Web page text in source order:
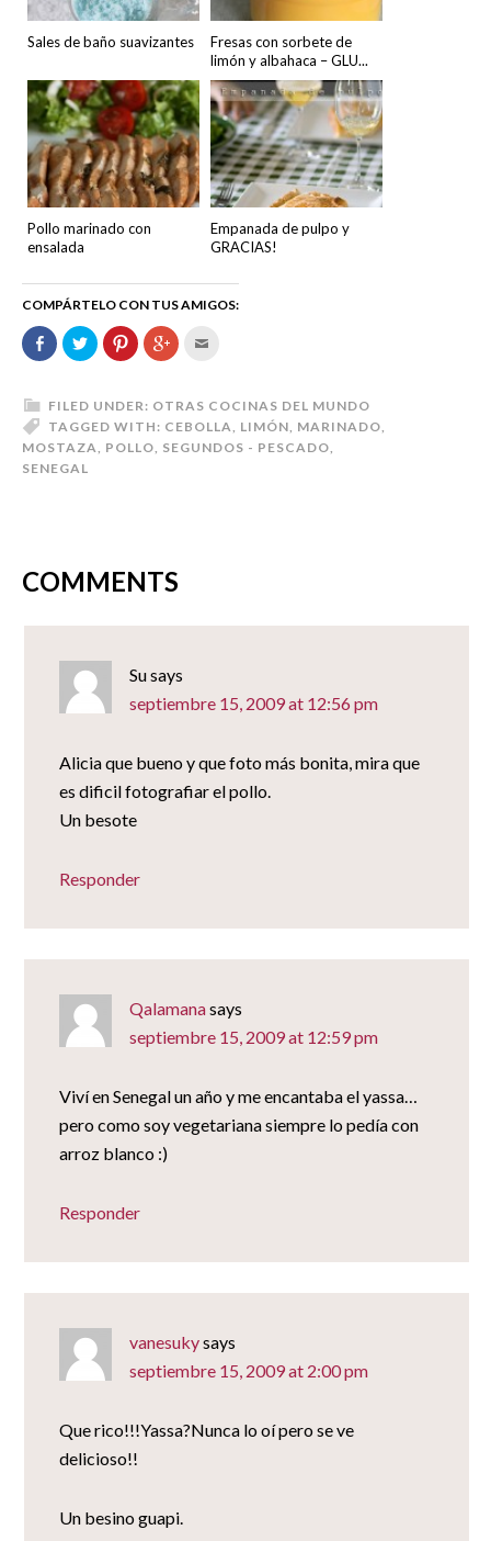
Sales de baño suavizantes
Fresas con sorbete de
limón y albahaca – GLU...
Pollo marinado con
ensalada
Empanada de pulpo y
GRACIAS!
COMPÁRTELO CON TUS AMIGOS:
Comparte
en
Facebook
en
una
ventana
nueva)
Haz
clic
para
Twitter
(Se
abre
en
una
Haz
clic
para
Pinterest
(Se
abre
en
Haz
clic
Google+
(Se
abre
en
correo
electrónico
a
un
FILED UNDER: OTRAS COCINAS DEL MUNDO
TAGGED WITH: CEBOLLA, LIMÓN, MARINADO,
MOSTAZA, POLLO, SEGUNDOS - PESCADO,
SENEGAL
COMMENTS
Susays
septiembre 15, 2009 at 12:56 pm
Alicia que bueno y que foto más bonita, mira que
es dificil fotografiar el pollo.
Un besote
Responder
Qalamanasays
septiembre 15, 2009 at 12:59 pm
Viví en Senegal un año y me encantaba el yassa…
pero como soy vegetariana siempre lo pedía con
arroz blanco :)
Responder
vanesukysays
septiembre 15, 2009 at 2:00 pm
Que rico!!!Yassa?Nunca lo oí pero se ve
delicioso!!
Un besino guapi.